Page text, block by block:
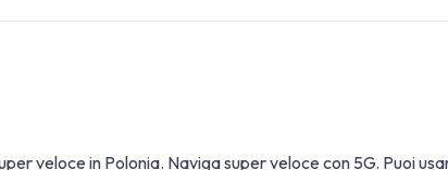
veloce in Polonia. Naviga super veloce con 5G. Puoi